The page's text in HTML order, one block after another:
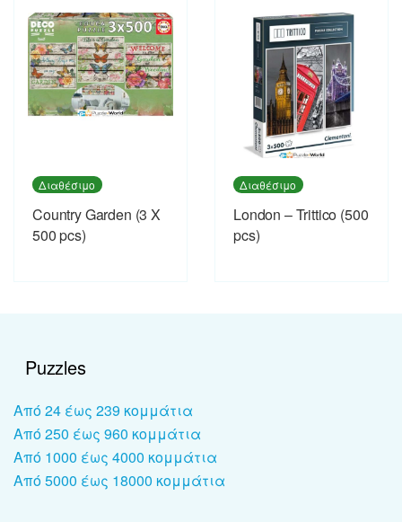
Διαθέσιμο
Country Garden (3 X
500 pcs)
Διαθέσιμο
London – Trittico (500
pcs)
Puzzles
Από 24 έως 239 κομμάτια
Από 250 έως 960 κομμάτια
Από 1000 έως 4000 κομμάτια
Από 5000 έως 18000 κομμάτια